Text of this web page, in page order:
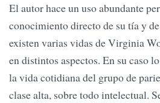
El autor hace un uso abundante
conocimiento directo de su tía y
existen varias vidas de Virginia
en distintos aspectos. En su caso
la vida cotidiana del grupo de
clase alta, sobre todo intelectual.